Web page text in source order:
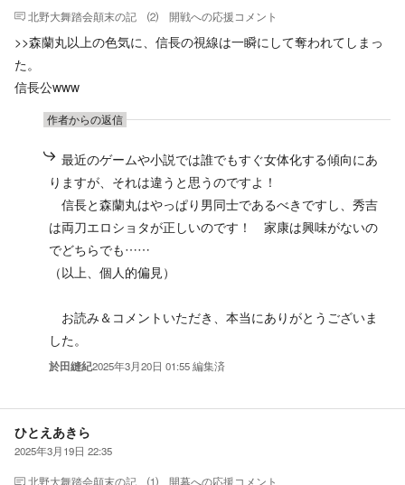
北野大舞踏会顛末の記 ⑵ 開戦への応援コメント
>>森蘭丸以上の色気に、信長の視線は一瞬にして奪われてしまっ
た。
信長公www
作者からの返信
最近のゲームや小説では誰でもすぐ女体化する傾向にあ
りますが、それは違うと思うのですよ！
信長と森蘭丸はやっぱり男同士であるべきですし、秀吉
は両刀エロショタが正しいのです！ 家康は興味がないの
でどちらでも……
（以上、個人的偏見）
お読み＆コメントいただき、本当にありがとうございま
した。
於田縫紀2025年3月20日 01:55編集済
ひとえあきら
2025年3月19日 22:35
北野大舞踏会顛末の記 ⑴ 開幕への応援コメント